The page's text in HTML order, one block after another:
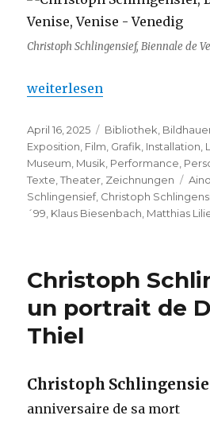
Christoph Schlingensief, Biennale de
„Christoph Schlingensief –
weiterlesen
Veröffentlicht
am
April 16, 2025 Kategorien
Bibliothek
Exposition Film Grafik Installation
Museum Musik Performance
Texte ,Theater Zeichnungen
Schlingensief, Christoph
´99 Klaus Biesenbach Matthias
Christoph
un portrait de
Thiel
Christoph
anniversaire de sa mort